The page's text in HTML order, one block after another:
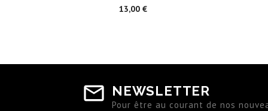
13,00 €Prix
NEWSLETTER
Pour être au courant de nos